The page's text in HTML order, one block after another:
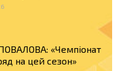
«Чемпіонат
на цей сезон»